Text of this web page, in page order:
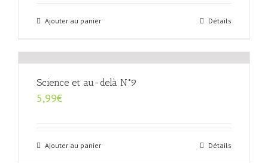
Ajouter au panier Détails
Science et au-delà N°9
5,99€
Ajouter au panier Détails